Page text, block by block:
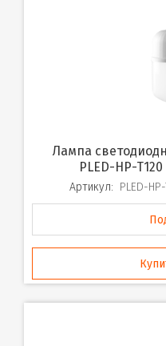
Лампа светодиодная высокой мощности
PLED-HP-
Артикул: PLED-